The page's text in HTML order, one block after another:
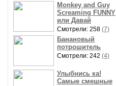
Monkey and Guy
Screaming FUNNY
или Давай
Смотрели: 258 (7)
Банановый
потрошитель
Смотрели: 242 (4)
Улыбнись ка!
Самые смешные